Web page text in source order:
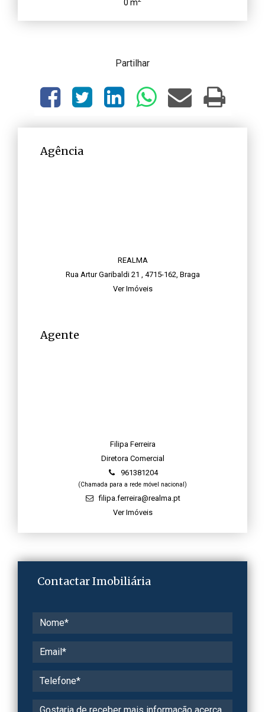
0 m
Partilhar
Agência
REALMA
Rua Artur Garibaldi 21 , 4715-162, Braga
Ver Imóveis
Agente
Filipa Ferreira
Diretora Comercial
961381204
(Chamada para a rede móvel nacional)
filipa.ferreira@realma.pt
Ver Imóveis
Contactar Imobiliária